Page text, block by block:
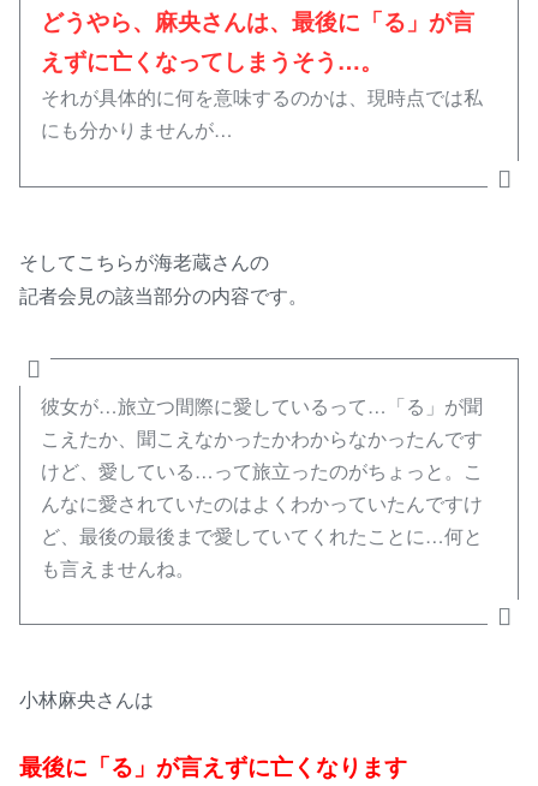
どうやら、麻央さんは、最後に「る」が言
えずに亡くなってしまうそう…。
それが具体的に何を意味するのかは、現時点では私
にも分かりませんが…
そしてこちらが海老蔵さんの
記者会見の該当部分の内容です。
彼女が…旅立つ間際に愛しているって…「る」が聞
こえたか、聞こえなかったかわからなかったんです
けど、愛している…って旅立ったのがちょっと。こ
んなに愛されていたのはよくわかっていたんですけ
ど、最後の最後まで愛していてくれたことに…何と
も言えませんね。
小林麻央さんは
最後に「る」が言えずに亡くなります